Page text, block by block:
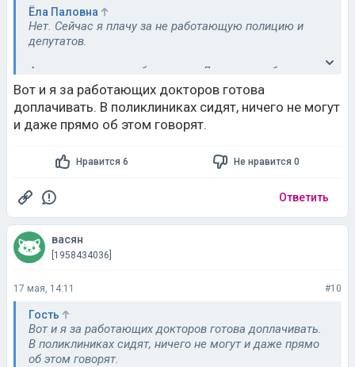
Ёла Паловна
Нет. Сейчас я плачу за не работающую полицию и
депутатов.
А хочу платить за работающих. Даже могла бы
больше.
Я итак «больше плачу» обжалуя их незаконное
бездействие или организовывая мероприятия
Вот и я за работающих докторов готова
доплачивать. В поликлиниках сидят, ничего не могут
и даже прямо об этом говорят.
Нравится 6 Не нравится 0
Ответить
васян
[1958434036]
17 мая, 14:11 #10
Гость
Вот и я за работающих докторов готова доплачивать.
В поликлиниках сидят, ничего не могут и даже прямо
об этом говорят.